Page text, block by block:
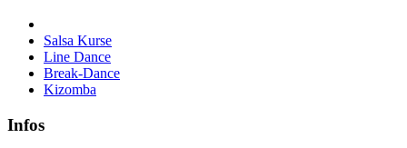
Salsa Kurse
Line Dance
Break-Dance
Kizomba
Infos